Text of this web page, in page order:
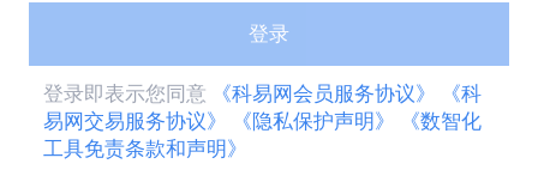
登录
登录即表示您同意 《科易网会员服务协议》
《科
易网交易服务协议》
《隐私保护声明》
《数智化
工具免责条款和声明》